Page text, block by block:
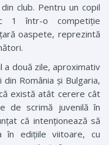
club. Pentru un copil
1 într-o competiție
oaspete, reprezintă
două zile, aproximativ
România și Bulgaria,
există atât cerere cât
de scrimă juvenilă în
că intenționează să
în edițiile viitoare, cu